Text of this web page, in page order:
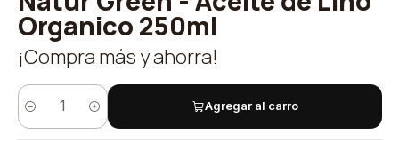
Organico 250ml
¡Compra más y ahorra!
Cantidad
Agregar al carro